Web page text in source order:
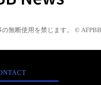
無断使用を禁じます。 © AFPBB